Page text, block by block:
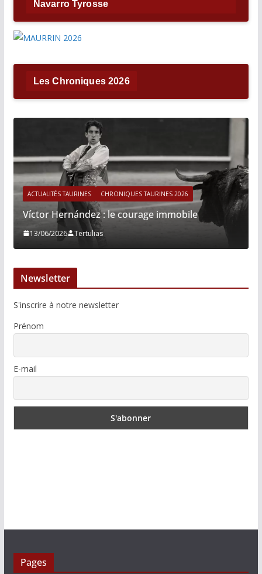
Navarro Tyrosse
Les Chroniques 2026
ACTUALITÉS TAURINES CHRONIQUES TAURINES 2026
Víctor Hernández : le courage immobile
13/06/2026 Tertulias
Newsletter
S'inscrire à notre newsletter
Prénom
E-mail
Pages